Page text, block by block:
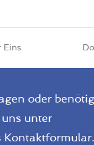
Eins
oder
unter